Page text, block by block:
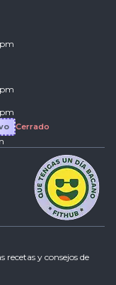
Cerrado
recetas y consejos de